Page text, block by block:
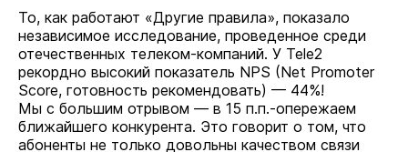
То, как работают «Другие правила», показало
независимое исследование, проведенное среди
отечественных телеком-компаний. У Tele2
рекордно высокий показатель NPS (Net Promoter
Score, готовность рекомендовать) — 44%!
Мы с большим отрывом — в 15 п.п.-опережаем
ближайшего конкурента. Это говорит о том, что
абоненты не только довольны качеством связи